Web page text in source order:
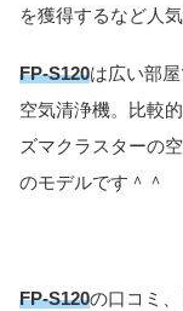
を獲得するなど人
FP-S120は広い部
空気清浄機。比較
ズマクラスターの
のモデルです＾＾
FP-S120の口コミ